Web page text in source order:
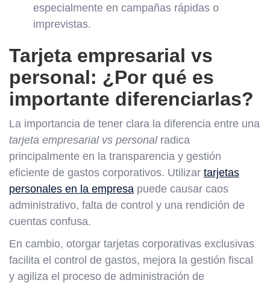
especialmente en campañas rápidas o
imprevistas.
Tarjeta empresarial vs
personal: ¿Por qué es
importante diferenciarlas?
La importancia de tener clara la diferencia entre una
tarjeta empresarial vs personalradica
principalmente en la transparencia y gestión
eficiente de gastos corporativos. Utilizar tarjetas
personales en la empresa puede causar caos
administrativo, falta de control y una rendición de
cuentas confusa.
En cambio, otorgar tarjetas corporativas exclusivas
facilita el control de gastos, mejora la gestión fiscal
y agiliza el proceso de administración de